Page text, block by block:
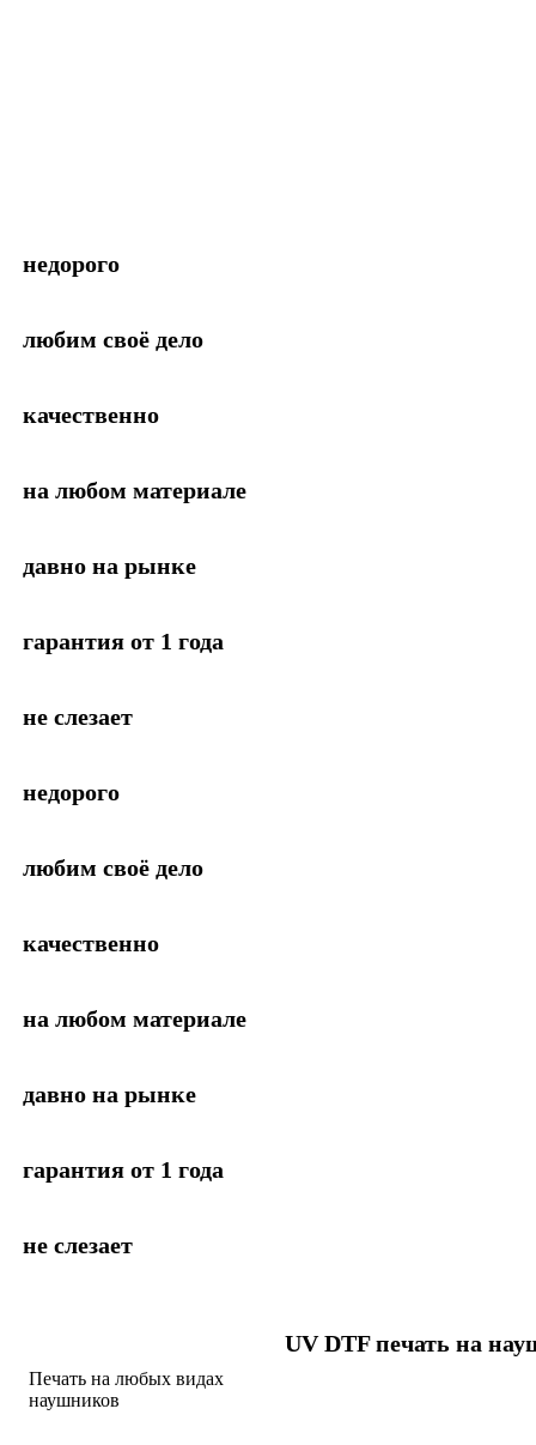
недорого
любим своё дело
качественно
на любом материале
давно на рынке
гарантия от 1 года
не слезает
недорого
любим своё дело
качественно
на любом материале
давно на рынке
гарантия от 1 года
не слезает
Печать на любых видах
наушников
UV DTF печать на